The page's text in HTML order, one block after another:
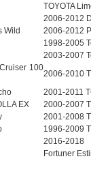
TOYOTA
2006-2012
Wild
2006-2012
1998-2005
2003-2007
100
2006-2010
2001-2011
EX
2000-2007
2001-2008
1996-2009
2016-
Fortuner